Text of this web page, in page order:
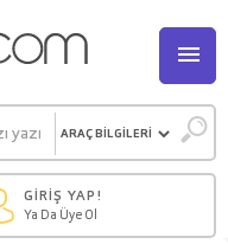
GİRİŞ YAP!
Ya Da Üye Ol